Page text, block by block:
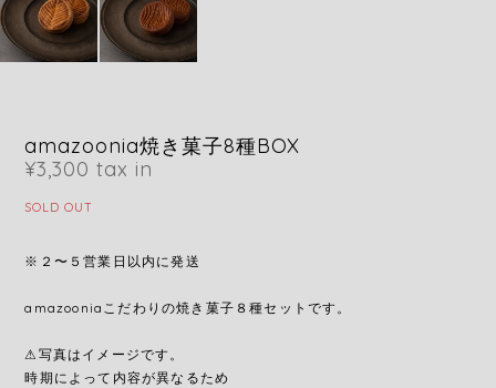
amazoonia焼き菓子8種BOX
¥3,300 tax in
SOLD OUT
※２〜５営業日以内に発送
amazooniaこだわりの焼き菓子８種セットです。
⚠︎写真はイメージです。
時期によって内容が異なるため